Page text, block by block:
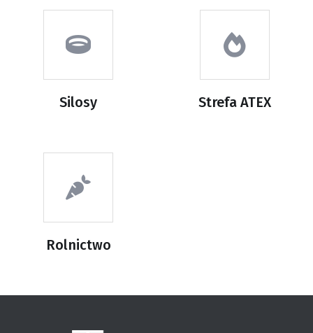
Silosy Strefa ATEX
Rolnictwo